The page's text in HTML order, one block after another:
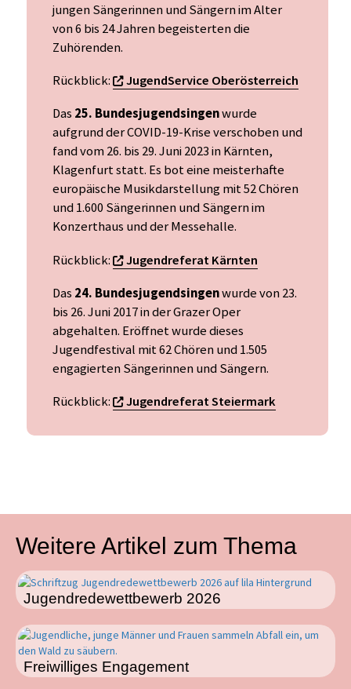
jungen Sängerinnen und Sängern im Alter
von 6 bis 24 Jahren begeisterten die
Zuhörenden.
Rückblick: JugendService Oberösterreich
Das 25. Bundesjugendsingenwurde
aufgrund der COVID-19-Krise verschoben und
fand vom 26. bis 29. Juni 2023 in Kärnten,
Klagenfurt statt. Es bot eine meisterhafte
europäische Musikdarstellung mit 52 Chören
und 1.600 Sängerinnen und Sängern im
Konzerthaus und der Messehalle.​
Rückblick: Jugendreferat Kärnten
Das 24. Bundesjugendsingenwurde von 23.
bis 26. Juni 2017 in der Grazer Oper
abgehalten. Eröffnet wurde dieses
Jugendfestival mit 62 Chören und 1.505
engagierten Sängerinnen und Sängern.
Rückblick: Jugendreferat Steiermark
Weitere Artikel zum Thema
Jugendredewettbewerb 2026
Freiwilliges Engagement